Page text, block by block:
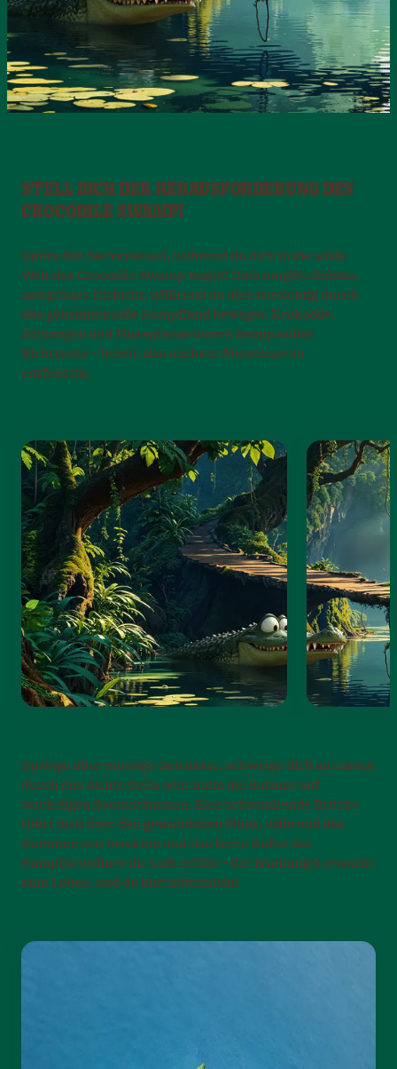
STELL DICH DER HERAUSFORDERUNG DES
CROCODILE SWAMP!
Spüre den Nervenkitzel, während du dich in die wilde
Welt des Crocodile Swamp wagst! Dich umgibt dichtes,
sattgrünes Dickicht, während du dich vorsichtig durch
das geheimnisvolle Sumpfland bewegst. Krokodile,
Schlangen und Flusspferde lauern knapp außer
Sichtweite – bereit, das nächste Abenteuer zu
entfesseln.
Springe über moorige Gewässer, schwinge dich an Lianen
durch das dichte Grün oder halte die Balance auf
wackeligen Baumstämmen. Eine schwankende Brücke
führt dich über den gewundenen Fluss, während das
Summen von Insekten und das ferne Rufen der
Sumpfbewohner die Luft erfüllt – der Dschungel erwacht
zum Leben, und du bist mittendrin!